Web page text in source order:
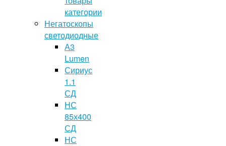
категории
Негатоскопы
светодиодные
А3
Lumen
Сириус
1.1
СД
НС
85х400
СД
НС